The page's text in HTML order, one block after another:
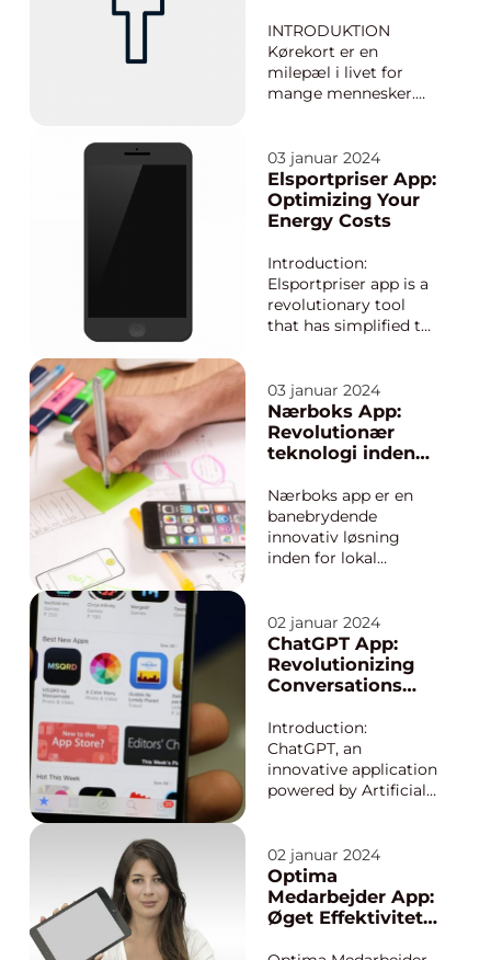
everyone’s mind, this
app stands out as a
game-...
INTRODUKTION
Kørekort er en
milepæl i livet for
mange mennesker.
kunne bevæge sig frit
og uafhængigt rundt
i verden. Men vejen til
at opnå kørekortet
udfordrende og
tidskrævende.
Heldigvis har
teknologien g...
03 januar 2024
Elsportpriser App:
Optimizing Your
Energy Costs
Introduction:
Elsportpriser app is a
revolutionary tool
that has simplified the
This high-quality app
provides real-time
information on
electricity spot prices,
make informed
decisions regarding...
03 januar 2024
Nærboks App:
Revolutionær
teknologi inden
opbevaring
Nærboks app er en
banebrydende
innovativ løsning
inden for lokal
for nemt og bekvemt
at opbevare deres
ejendele i
lokalområdet. Med
brugerne nemt finde
og reservere
nærliggende
opbevaringsrum til ...
02 januar 2024
ChatGPT App:
Revolutionizing
Conversations
Introduction:
ChatGPT, an
innovative application
powered by Artificial
immense popularity
among tech
enthusiasts and
individuals interested
02 januar 2024
Optima
Medarbejder App:
Øget Effektivitet